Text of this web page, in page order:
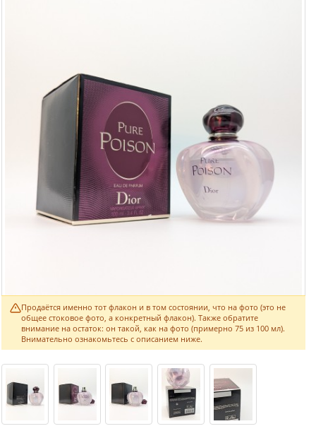
Продаётся именно тот флакон и в том состоянии, что на фото (это не
общее стоковое фото, а конкретный флакон). Также обратите
внимание на остаток: он такой, как на фото (примерно 75 из 100 мл).
Внимательно ознакомьтесь с описанием ниже.